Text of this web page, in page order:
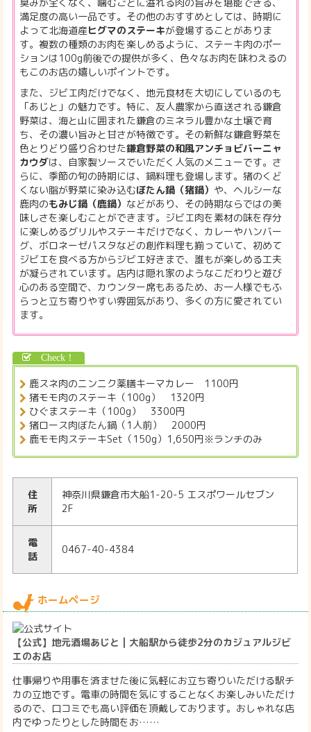
満足度の高い一品です。その他のおすすめとしては、時期に
よって北海道産ヒグマのステーキが登場することがありま
す。複数の種類のお肉を楽しめるように、ステーキ肉のポー
ションは100g前後での提供が多く、色々なお肉を味わえるの
もこのお店の嬉しいポイントです。
また、ジビエ肉だけでなく、地元食材を大切にしているのも
「あじと」の魅力です。特に、友人農家から直送される鎌倉
野菜は、海と山に囲まれた鎌倉のミネラル豊かな土壌で育
ち、その濃い旨みと甘さが特徴です。その新鮮な鎌倉野菜を
色とりどり盛り合わせた鎌倉野菜の和風アンチョビバーニャ
カウダは、自家製ソースでいただく人気のメニューです。さ
らに、季節の旬の時期には、鍋料理も登場します。猪のくど
くない脂が野菜に染み込むぼたん鍋（猪鍋） や、ヘルシーな
鹿肉のもみじ鍋（鹿鍋） などがあり、その時期ならではの美
味しさを楽しむことができます。ジビエ肉を素材の味を存分
に楽しめるグリルやステーキだけでなく、カレーやハンバー
グ、ボロネーゼパスタなどの創作料理も揃っていて、初めて
ジビエを食べる方からジビエ好きまで、誰もが楽しめる工夫
が凝らされています。店内は隠れ家のようなこだわりと遊び
心のある空間で、カウンター席もあるため、お一人様でもふ
らっと立ち寄りやすい雰囲気があり、多くの方に愛されてい
ます。
鹿スネ肉のニンニク薬膳キーマカレー 1100円
猪モモ肉のステーキ（100g） 1320円
ひぐまステーキ（100g） 3300円
猪ロース肉ぼたん鍋（1人前） 2000円
鹿モモ肉ステーキSet（150g）1,650円※ランチのみ
住
所
神奈川県鎌倉市大船1-20-5 エスポワールセブン
2F
電
話
0467-40-4384
ホームページ
【公式】地元酒場あじと | 大船駅から徒歩2分のカジュアルジビ
エのお店
仕事帰りや用事を済ませた後に気軽にお立ち寄りいただける駅チ
カの立地です。電車の時間を気にすることなくお楽しみいただけ
るので、口コミでも高い評価を頂戴しております。おしゃれな店
内でゆったりとした時間をお……